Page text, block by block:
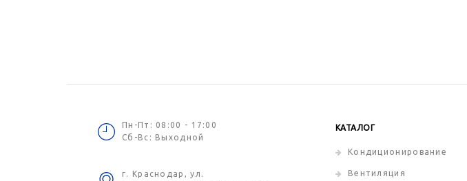
Пн-Пт: 08:00 - 17:00
Сб-Вс: Выходной
г. Краснодар, ул.
КАТАЛОГ
Кондиционирование
Вентиляция